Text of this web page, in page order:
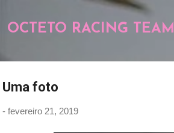
OCTETO RACING TEAM
Uma foto
- fevereiro 21, 2019